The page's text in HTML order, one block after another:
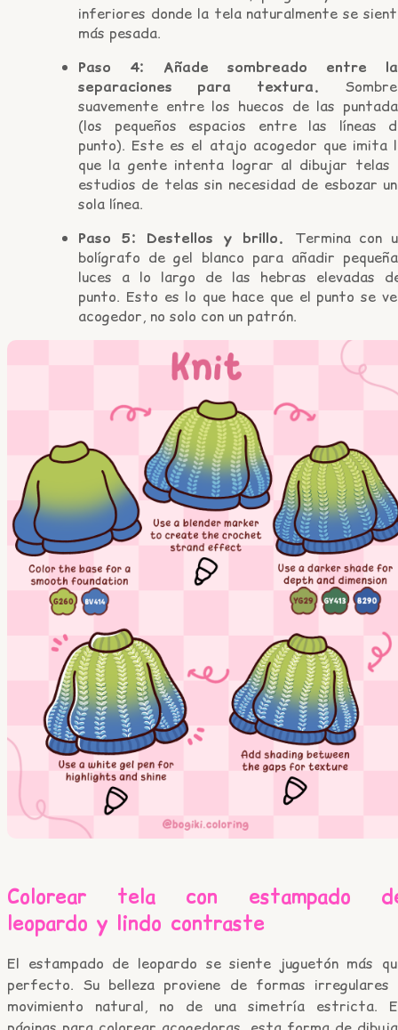
inferiores donde la tela naturalmente se
más pesada.
Paso 4: Añade sombreado entre
separaciones para textura.
suavemente entre los huecos de las
(los pequeños espacios entre las líneas
punto). Este es el atajo acogedor que imita
que la gente intenta lograr al dibujar telas
estudios de telas sin necesidad de esbozar
sola línea.
Paso 5: Destellos y brillo. Termina con
bolígrafo de gel blanco para añadir
luces a lo largo de las hebras elevadas
punto. Esto es lo que hace que el punto se
acogedor, no solo con un patrón.
Colorear tela con estampado
leopardo y lindo contraste
El estampado de leopardo se siente juguetón más
perfecto. Su belleza proviene de formas irregulares
movimiento natural, no de una simetría estricta.